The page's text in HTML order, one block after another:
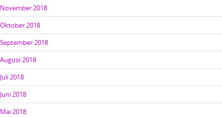
November 2018
Oktober 2018
September 2018
August 2018
Juli 2018
Juni 2018
Mai 2018